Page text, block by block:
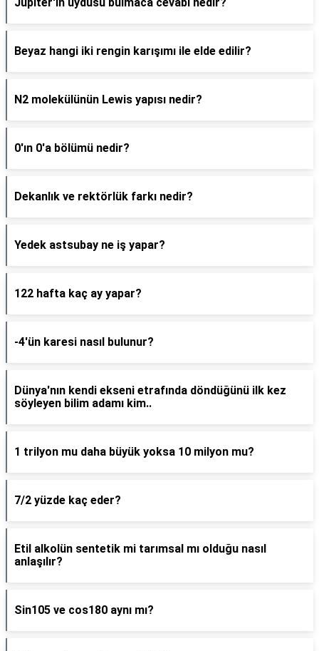
Beyaz hangi iki rengin karışımı ile elde edilir?
N2 molekülünün Lewis yapısı nedir?
0'ın 0'a bölümü nedir?
Dekanlık ve rektörlük farkı nedir?
Yedek astsubay ne iş yapar?
122 hafta kaç ay yapar?
-4'ün karesi nasıl bulunur?
Dünya'nın kendi ekseni etrafında döndüğünü ilk kez
söyleyen bilim adamı kim..
1 trilyon mu daha büyük yoksa 10 milyon mu?
7/2 yüzde kaç eder?
Etil alkolün sentetik mi tarımsal mı olduğu nasıl
anlaşılır?
Sin105 ve cos180 aynı mı?